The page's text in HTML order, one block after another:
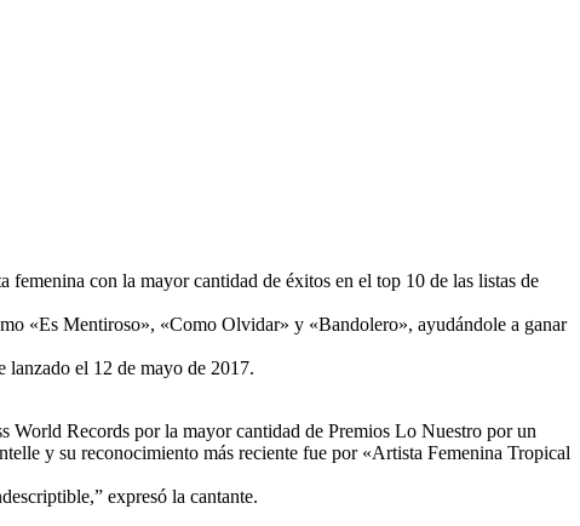
con la mayor cantidad de éxitos en el top 10 de las listas de
«Es Mentiroso», «Como Olvidar» y «Bandolero», ayudándole a ganar
lanzado el 12 de mayo de 2017.
World Records por la mayor cantidad de Premios Lo Nuestro por un
y su reconocimiento más reciente fue por «Artista Femenina Tropical
expresó la cantante.